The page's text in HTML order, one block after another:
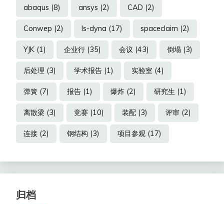
abaqus (8) ansys (2) CAD (2)
Conwep (2) ls-dyna (17) spaceclaim (2)
YJK (1) 企业行 (35) 会议 (43) 倒塌 (3)
后处理 (3) 学术报告 (1) 实验室 (4)
弹簧 (7) 报告 (1) 爆炸 (2) 研究生 (1)
离散梁 (3) 竞赛 (10) 装配 (3) 评审 (2)
连接 (2) 钢结构 (3) 项目参观 (17)
归档